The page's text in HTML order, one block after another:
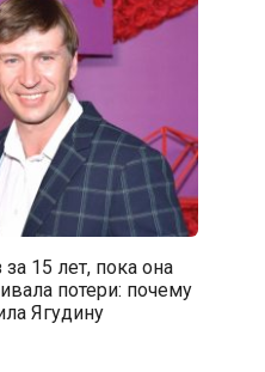
15 лет, пока она
потери: почему
Ягудину